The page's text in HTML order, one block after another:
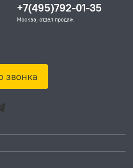
+7(495)792-01-35
Москва, отдел продаж
звонка